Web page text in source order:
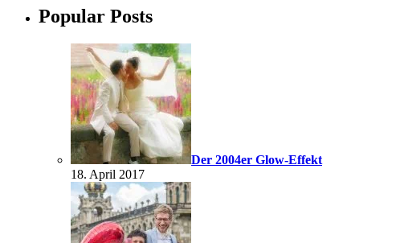
Popular Posts
Der 2004er Glow-Effekt
18. April 2017